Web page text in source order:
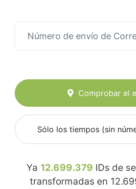
Comprobar el
Sólo los tiempos (sin
Ya 12.699.379 IDs de
transformadas en